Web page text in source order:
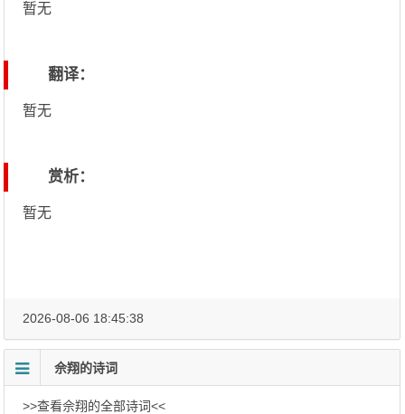
暂无
翻译：
暂无
赏析：
暂无
2026-08-06 18:45:38
佘翔的诗词
>>查看佘翔的全部诗词<<